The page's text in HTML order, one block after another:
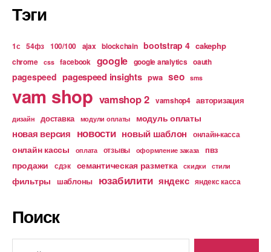
Тэги
1с 54фз 100/100 ajax blockchain bootstrap 4 cakephp
chrome css facebook google google analytics oauth
pagespeed pagespeed insights pwa seo sms
vam shop vamshop 2 vamshop4 авторизация
дизайн доставка модули оплаты модуль оплаты
новая версия новости новый шаблон онлайн-касса
онлайн кассы оплата отзывы оформление заказа пвз
продажи сдэк семантическая разметка скидки стили
фильтры шаблоны юзабилити яндекс яндекс касса
Поиск